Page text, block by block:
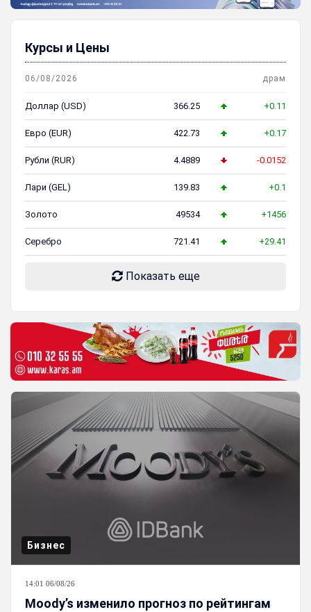
Курсы и Цены
06/08/2026 драм
Доллар (USD) 366.25 +0.11
Евро (EUR) 422.73 +0.17
Рубли (RUR) 4.4889 -0.0152
Лари (GEL) 139.83 +0.1
Золото 49534 +1456
Серебро 721.41 +29.41
Показать еще
Бизнес
14:01 06/08/26
Moody’s изменило прогноз по рейтингам